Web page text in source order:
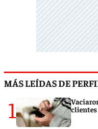
MÁS LEÍDAS DE
1
clientes